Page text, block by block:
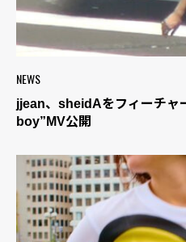
NEWS
jjean、sheidAをフィーチャ
boy”MV公開